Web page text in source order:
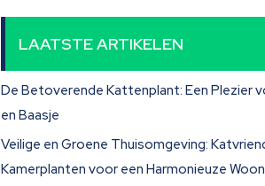
LAATSTE ARTIKELEN
De Betoverende Kattenplant: Een Plezier
en Baasje
Veilige en Groene Thuisomgeving:
Kamerplanten voor een Harmonieuze